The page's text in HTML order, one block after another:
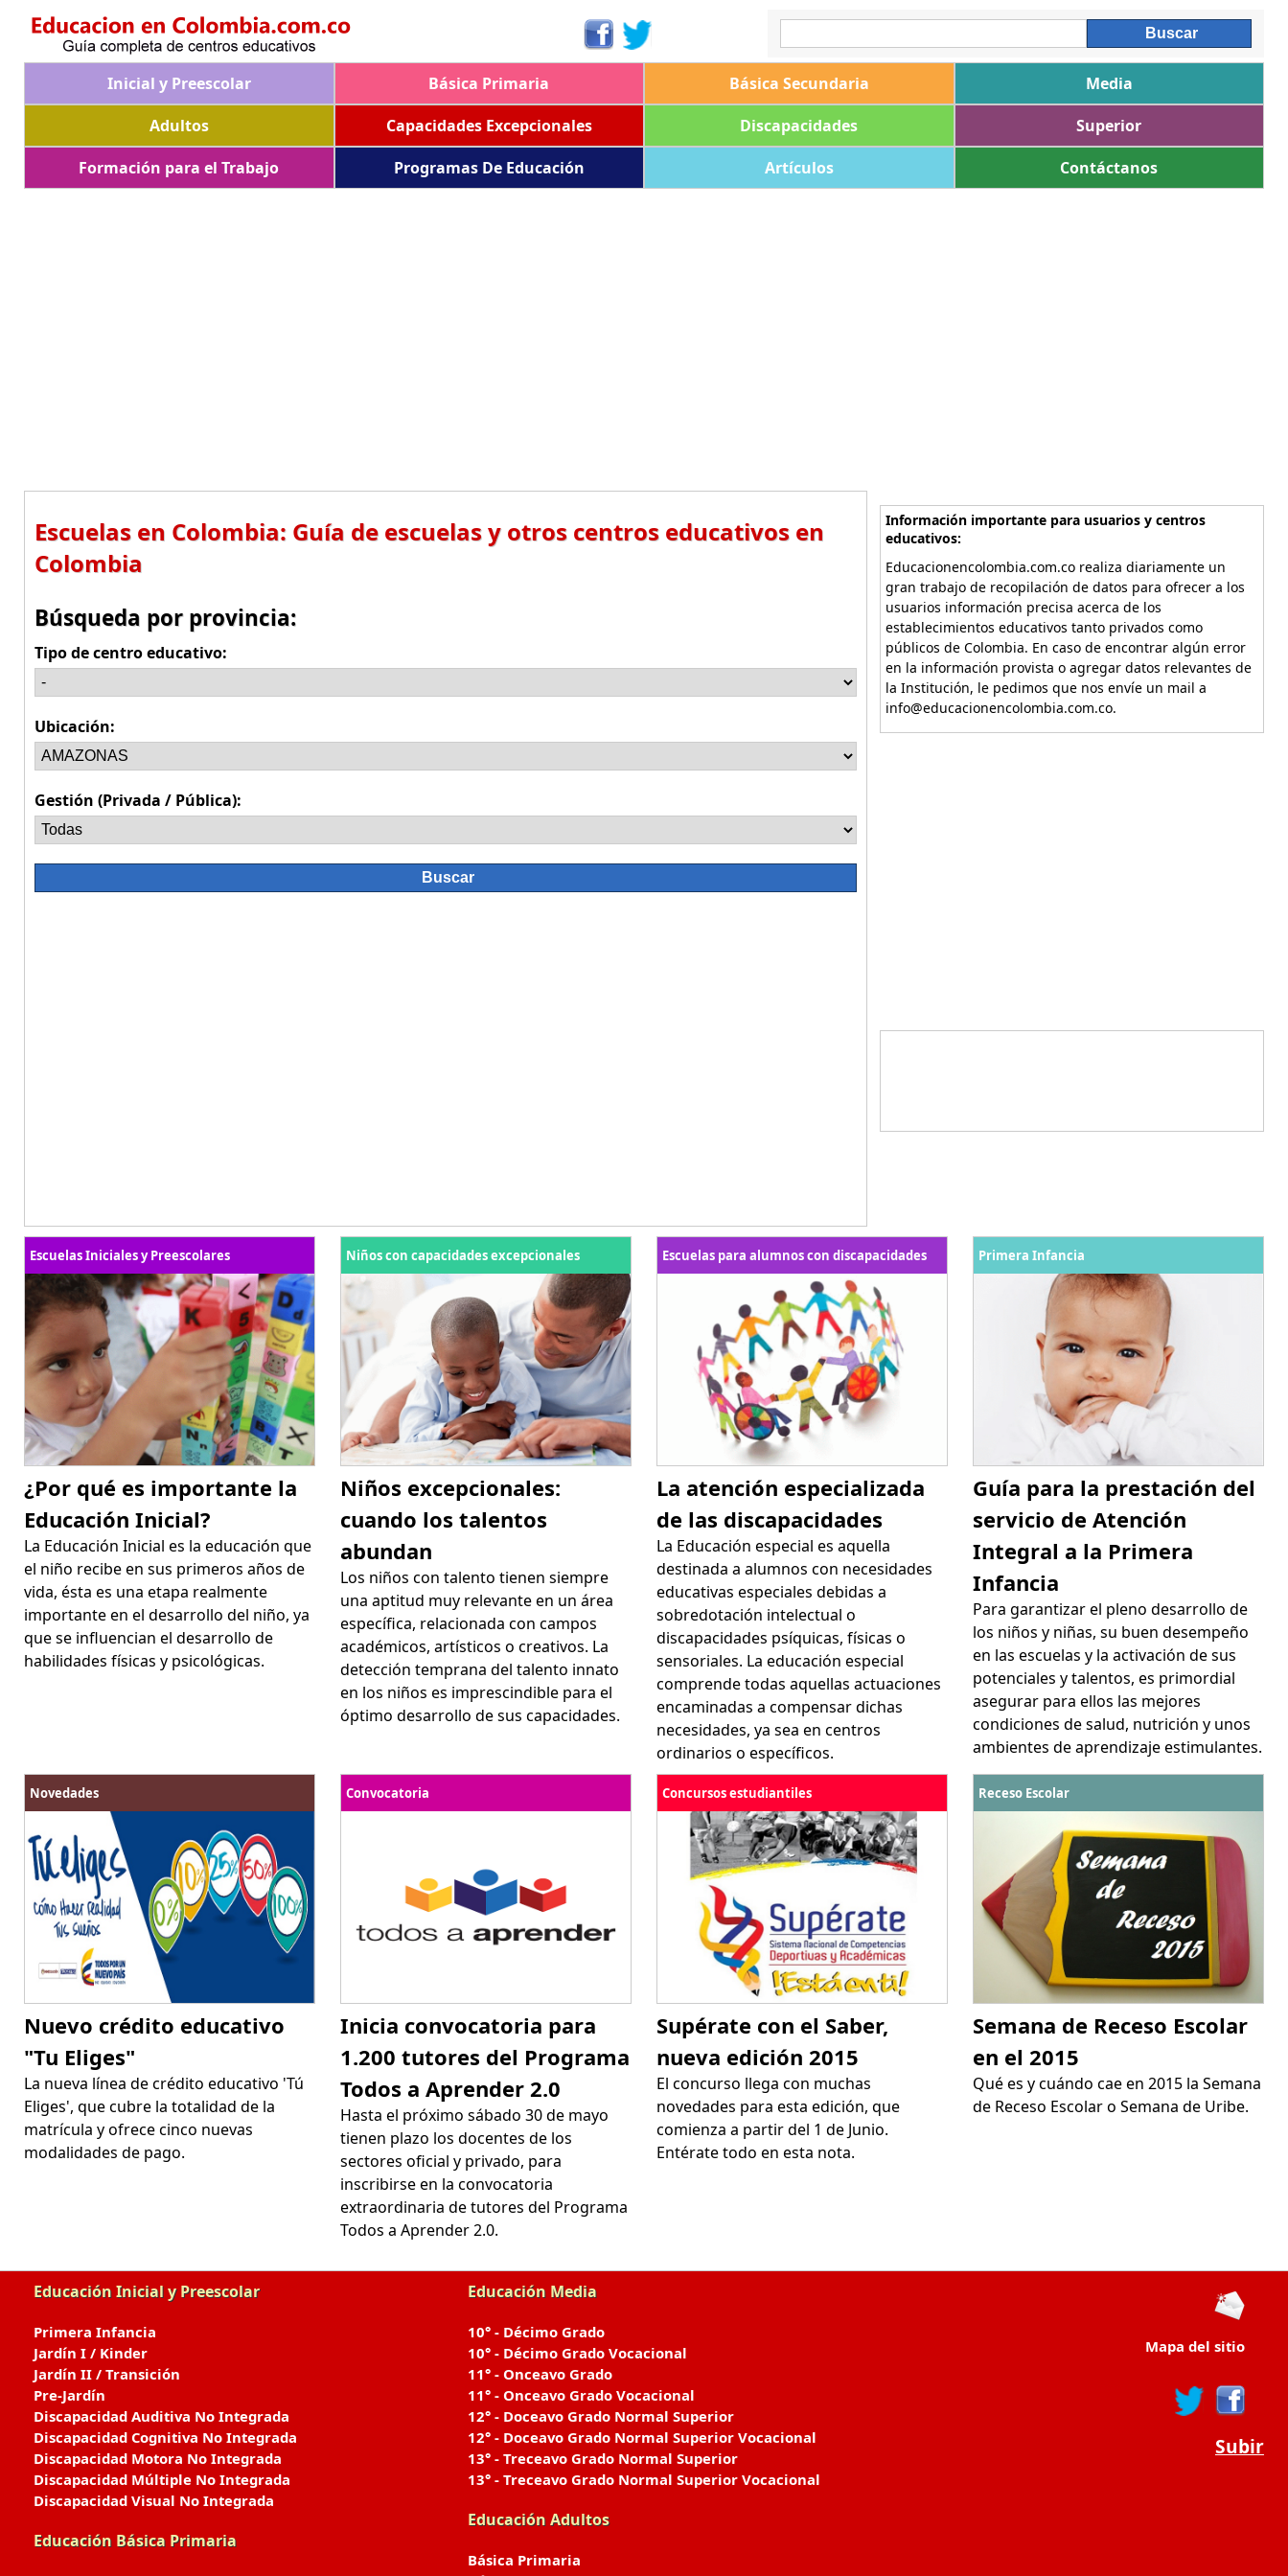
Inicial y Preescolar Básica Primaria Básica Secundaria
Media
Adultos
Capacidades Excepcionales Discapacidades
Superior
Formación para el Trabajo
Programas De Educación Artículos Contáctanos
Escuelas en Colombia: Guía de escuelas y otros centros educativos en
Colombia
Búsqueda por provincia:
Tipo de centro educativo:
Ubicación:
Gestión (Privada / Pública):
Información importante para usuarios y centros
educativos:
Educacionencolombia.com.co realiza diariamente un
gran trabajo de recopilación de datos para ofrecer a los
usuarios información precisa acerca de los
establecimientos educativos tanto privados como
públicos de Colombia. En caso de encontrar algún error
en la información provista o agregar datos relevantes de
la Institución, le pedimos que nos envíe un mail a
info@educacionencolombia.com.co.
Escuelas Iniciales y Preescolares
¿Por qué es importante la
Educación Inicial?
La Educación Inicial es la educación que
el niño recibe en sus primeros años de
vida, ésta es una etapa realmente
importante en el desarrollo del niño, ya
que se influencian el desarrollo de
habilidades físicas y psicológicas.
Niños con capacidades excepcionales
Niños excepcionales:
cuando los talentos
abundan
Los niños con talento tienen siempre
una aptitud muy relevante en un área
específica, relacionada con campos
académicos, artísticos o creativos. La
detección temprana del talento innato
en los niños es imprescindible para el
óptimo desarrollo de sus capacidades.
Escuelas para alumnos con discapacidades
La atención especializada
de las discapacidades
La Educación especial es aquella
destinada a alumnos con necesidades
educativas especiales debidas a
sobredotación intelectual o
discapacidades psíquicas, físicas o
sensoriales. La educación especial
comprende todas aquellas actuaciones
encaminadas a compensar dichas
necesidades, ya sea en centros
ordinarios o específicos.
Primera Infancia
Guía para la prestación del
servicio de Atención
Integral a la Primera
Infancia
Para garantizar el pleno desarrollo de
los niños y niñas, su buen desempeño
en las escuelas y la activación de sus
potenciales y talentos, es primordial
asegurar para ellos las mejores
condiciones de salud, nutrición y unos
ambientes de aprendizaje estimulantes.
Novedades
Nuevo crédito educativo
"Tu Eliges"
La nueva línea de crédito educativo 'Tú
Eliges', que cubre la totalidad de la
matrícula y ofrece cinco nuevas
modalidades de pago.
Convocatoria
Inicia convocatoria para
1.200 tutores del Programa
Todos a Aprender 2.0
Hasta el próximo sábado 30 de mayo
tienen plazo los docentes de los
sectores oficial y privado, para
inscribirse en la convocatoria
extraordinaria de tutores del Programa
Todos a Aprender 2.0.
Concursos estudiantiles
Supérate con el Saber,
nueva edición 2015
El concurso llega con muchas
novedades para esta edición, que
comienza a partir del 1 de Junio.
Entérate todo en esta nota.
Receso Escolar
Semana de Receso Escolar
en el 2015
Qué es y cuándo cae en 2015 la Semana
de Receso Escolar o Semana de Uribe.
Educación Inicial y Preescolar
Primera Infancia
Jardín I / Kinder
Jardín II / Transición
Pre-Jardín
Discapacidad Auditiva No Integrada
Discapacidad Cognitiva No Integrada
Discapacidad Motora No Integrada
Discapacidad Múltiple No Integrada
Discapacidad Visual No Integrada
Educación Básica Primaria
Educación Media
10° - Décimo Grado
10° - Décimo Grado Vocacional
11° - Onceavo Grado
11° - Onceavo Grado Vocacional
12° - Doceavo Grado Normal Superior
12° - Doceavo Grado Normal Superior Vocacional
13° - Treceavo Grado Normal Superior
13° - Treceavo Grado Normal Superior Vocacional
Educación Adultos
Básica Primaria
Mapa del sitio
Subir